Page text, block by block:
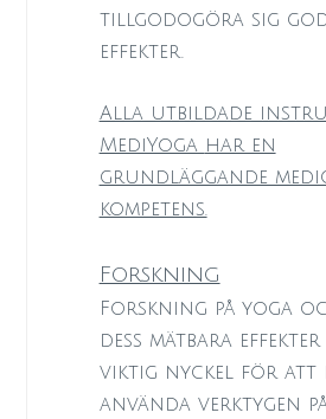
tillgodogöra sig
effekter.
Alla utbildade
MediYoga har en
grundläggande
kompetens.
Forskning
Forskning på yoga
dess mätbara
viktig nyckel för att
använda verktygen